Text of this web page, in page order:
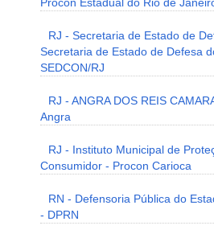
Procon Estadual do Rio de
RJ - Secretaria de Estado de
Secretaria de Estado de Defesa
SEDCON/RJ
RJ - ANGRA DOS REIS
Angra
RJ - Instituto Municipal de
Consumidor - Procon Carioca
RN - Defensoria Pública do
- DPRN